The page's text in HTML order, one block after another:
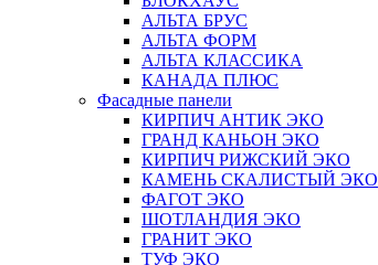
АЛЬТА БРУС
АЛЬТА ФОРМ
АЛЬТА КЛАССИКА
КАНАДА ПЛЮС
Фасадные панели
КИРПИЧ АНТИК ЭКО
ГРАНД КАНЬОН ЭКО
КИРПИЧ РИЖСКИЙ ЭКО
КАМЕНЬ СКАЛИСТЫЙ ЭКО
ФАГОТ ЭКО
ШОТЛАНДИЯ ЭКО
ГРАНИТ ЭКО
ТУФ ЭКО